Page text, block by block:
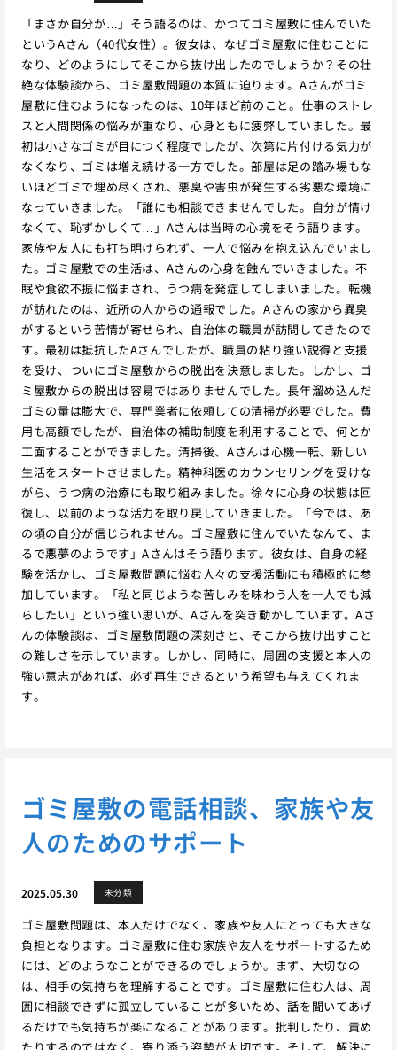
「まさか自分が…」そう語るのは、かつてゴミ屋敷に住んでいた
というAさん（40代女性）。彼女は、なぜゴミ屋敷に住むことに
なり、どのようにしてそこから抜け出したのでしょうか？その壮
絶な体験談から、ゴミ屋敷問題の本質に迫ります。Aさんがゴミ
屋敷に住むようになったのは、10年ほど前のこと。仕事のストレ
スと人間関係の悩みが重なり、心身ともに疲弊していました。最
初は小さなゴミが目につく程度でしたが、次第に片付ける気力が
なくなり、ゴミは増え続ける一方でした。部屋は足の踏み場もな
いほどゴミで埋め尽くされ、悪臭や害虫が発生する劣悪な環境に
なっていきました。「誰にも相談できませんでした。自分が情け
なくて、恥ずかしくて…」Aさんは当時の心境をそう語ります。
家族や友人にも打ち明けられず、一人で悩みを抱え込んでいまし
た。ゴミ屋敷での生活は、Aさんの心身を蝕んでいきました。不
眠や食欲不振に悩まされ、うつ病を発症してしまいました。転機
が訪れたのは、近所の人からの通報でした。Aさんの家から異臭
がするという苦情が寄せられ、自治体の職員が訪問してきたので
す。最初は抵抗したAさんでしたが、職員の粘り強い説得と支援
を受け、ついにゴミ屋敷からの脱出を決意しました。しかし、ゴ
ミ屋敷からの脱出は容易ではありませんでした。長年溜め込んだ
ゴミの量は膨大で、専門業者に依頼しての清掃が必要でした。費
用も高額でしたが、自治体の補助制度を利用することで、何とか
工面することができました。清掃後、Aさんは心機一転、新しい
生活をスタートさせました。精神科医のカウンセリングを受けな
がら、うつ病の治療にも取り組みました。徐々に心身の状態は回
復し、以前のような活力を取り戻していきました。「今では、あ
の頃の自分が信じられません。ゴミ屋敷に住んでいたなんて、ま
るで悪夢のようです」Aさんはそう語ります。彼女は、自身の経
験を活かし、ゴミ屋敷問題に悩む人々の支援活動にも積極的に参
加しています。「私と同じような苦しみを味わう人を一人でも減
らしたい」という強い思いが、Aさんを突き動かしています。Aさ
んの体験談は、ゴミ屋敷問題の深刻さと、そこから抜け出すこと
の難しさを示しています。しかし、同時に、周囲の支援と本人の
強い意志があれば、必ず再生できるという希望も与えてくれま
す。
ゴミ屋敷の電話相談、家族や友
人のためのサポート
2025.05.30 未分類
ゴミ屋敷問題は、本人だけでなく、家族や友人にとっても大きな
負担となります。ゴミ屋敷に住む家族や友人をサポートするため
には、どのようなことができるのでしょうか。まず、大切なの
は、相手の気持ちを理解することです。ゴミ屋敷に住む人は、周
囲に相談できずに孤立していることが多いため、話を聞いてあげ
るだけでも気持ちが楽になることがあります。批判したり、責め